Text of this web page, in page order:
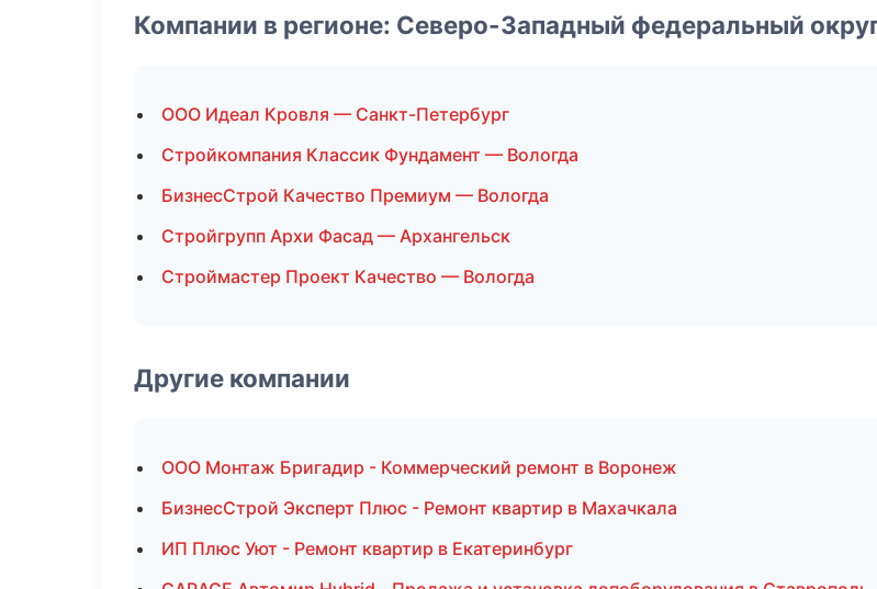
Компании в регионе: Северо-Западный федеральный
ООО Идеал Кровля — Санкт-Петербург
Стройкомпания Классик Фундамент — Вологда
БизнесСтрой Качество Премиум — Вологда
Стройгрупп Архи Фасад — Архангельск
Строймастер Проект Качество — Вологда
Другие компании
ООО Монтаж Бригадир - Коммерческий ремонт в Воронеж
БизнесСтрой Эксперт Плюс - Ремонт квартир в Махачкала
ИП Плюс Уют - Ремонт квартир в Екатеринбург